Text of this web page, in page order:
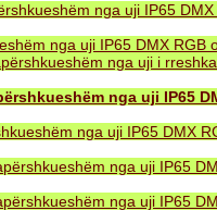
nga uji IP65
nga uji IP65 DMX
nga uji i
nga uji IP65
nga uji IP65 DMX
nga uji IP65
nga uji IP65